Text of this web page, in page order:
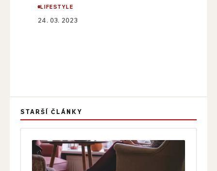
LIFESTYLE
24. 03. 2023
STARŠÍ ČLÁNKY